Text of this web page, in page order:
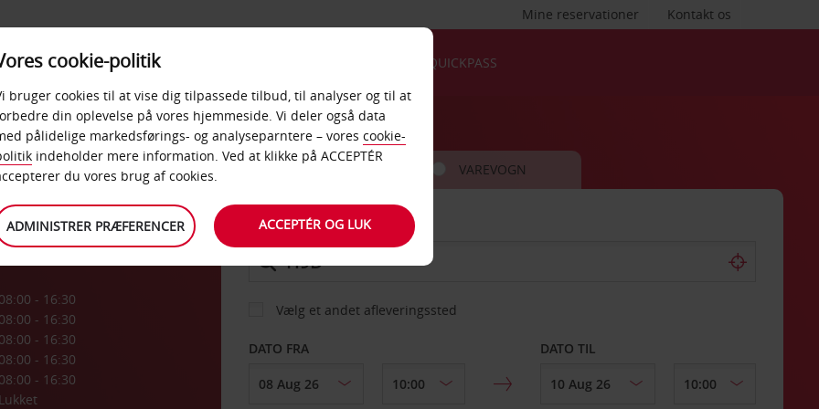
Kontakt os
Mine reservationer
PRODUKTER &
KONTORER
QUICKPASS
08:00 - 16:30
08:00 - 16:30
08:00 - 16:30
08:00 - 16:30
08:00 - 16:30
Lukket
BIL VAREVOGN
AFHENT FRA
Vælg et andet afleveringssted
DATO FRA DATO TIL
cookie-politik
bruger cookies til at vise dig tilpassede tilbud, til analyser og til at
din oplevelse på vores hjemmeside. Vi deler også data
pålidelige markedsførings- og analyseparntere – vores cookie-
indeholder mere information. Ved at klikke på ACCEPTÉR
du vores brug af cookies.
ADMINISTRER PRÆFERENCER ACCEPTÉR OG LUK